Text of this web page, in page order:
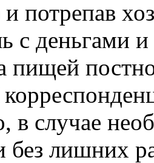
потрепав
с деньгами и
пищей
в случае
без лишних